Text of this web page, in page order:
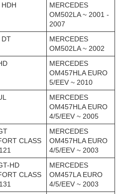
MERCEDES
OM502LA ~ 2001 -
2007
DT
MERCEDES
OM502LA ~ 2002
MERCEDES
OM457HLA EURO
5/EEV ~ 2010
MERCEDES
OM457HLA EURO
4/5/EEV ~ 2005
CLASS
MERCEDES
OM457HLA EURO
4/5/EEV ~ 2003
HD
CLASS
MERCEDES
OM457LA EURO
4/5/EEV ~ 2003